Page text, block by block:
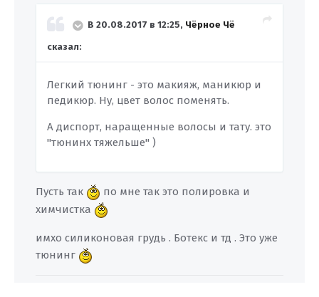
В 20.08.2017 в 12:25, Чёрное Чё
сказал:
Легкий тюнинг - это макияж, маникюр и
педикюр. Ну, цвет волос поменять.
А диспорт, наращенные волосы и тату. это
"тюнинх тяжельше" )
Пусть так
по мне так это полировка и
химчистка
имхо силиконовая грудь . Ботекс и тд . Это уже
тюнинг